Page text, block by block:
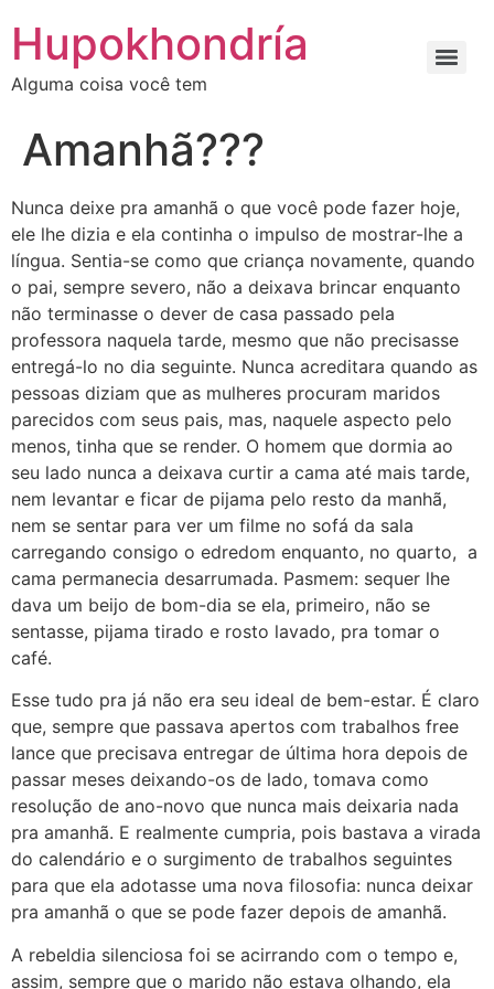
para
conteúdo
Hupokhondría
Alguma coisa você tem
Amanhã???
Nunca deixe pra amanhã o que você pode fazer hoje,
ele lhe dizia e ela continha o impulso de mostrar-lhe a
língua. Sentia-se como que criança novamente, quando
o pai, sempre severo, não a deixava brincar enquanto
não terminasse o dever de casa passado pela
professora naquela tarde, mesmo que não precisasse
entregá-lo no dia seguinte. Nunca acreditara quando as
pessoas diziam que as mulheres procuram maridos
parecidos com seus pais, mas, naquele aspecto pelo
menos, tinha que se render. O homem que dormia ao
seu lado nunca a deixava curtir a cama até mais tarde,
nem levantar e ficar de pijama pelo resto da manhã,
nem se sentar para ver um filme no sofá da sala
carregando consigo o edredom enquanto, no quarto, a
cama permanecia desarrumada. Pasmem: sequer lhe
dava um beijo de bom-dia se ela, primeiro, não se
sentasse, pijama tirado e rosto lavado, pra tomar o
café.
Esse tudo pra já não era seu ideal de bem-estar. É claro
que, sempre que passava apertos com trabalhos free
lance que precisava entregar de última hora depois de
passar meses deixando-os de lado, tomava como
resolução de ano-novo que nunca mais deixaria nada
pra amanhã. E realmente cumpria, pois bastava a virada
do calendário e o surgimento de trabalhos seguintes
para que ela adotasse uma nova filosofia: nunca deixar
pra amanhã o que se pode fazer depois de amanhã.
A rebeldia silenciosa foi se acirrando com o tempo e,
assim, sempre que o marido não estava olhando, ela